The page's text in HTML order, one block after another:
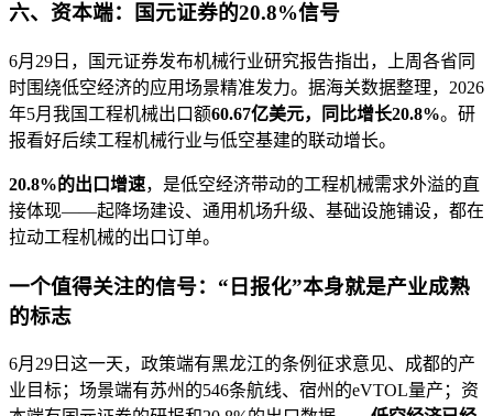
六、资本端：国元证券的20.8%信号
6月29日，国元证券发布机械行业研究报告指出，上周各省同
时围绕低空经济的应用场景精准发力。据海关数据整理，2026
年5月我国工程机械出口额60.67亿美元，同比增长20.8%。研
报看好后续工程机械行业与低空基建的联动增长。
20.8%的出口增速，是低空经济带动的工程机械需求外溢的直
接体现——起降场建设、通用机场升级、基础设施铺设，都在
拉动工程机械的出口订单。
一个值得关注的信号：“日报化”本身就是产业成熟
的标志
6月29日这一天，政策端有黑龙江的条例征求意见、成都的产
业目标；场景端有苏州的546条航线、宿州的eVTOL量产；资